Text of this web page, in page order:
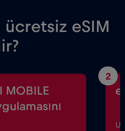
eSIM
MOBILE
2